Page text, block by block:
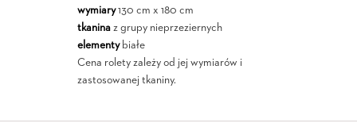
wymiary130 cm x 180 cm
tkaninaz grupy nieprzeziernych
elementybiałe
Cena rolety zależy od jej wymiarów i
zastosowanej tkaniny.